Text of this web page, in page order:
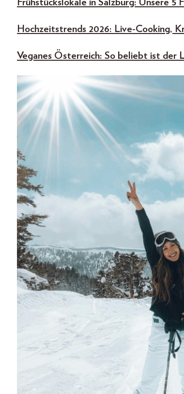
Frühstückslokale in Salzburg: Unsere 5
Hochzeitstrends 2026: Live-Cooking,
Veganes Österreich: So beliebt ist der